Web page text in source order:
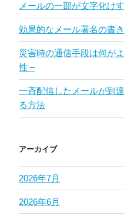
メールの一部が文字化け
効果的なメール署名の書
災害時の通信手段は何が
性 –
一斉配信したメールが到
る方法
アーカイブ
2026年7月
2026年6月